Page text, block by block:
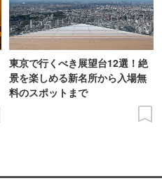
東京で行くべき展望台12選！絶
景を楽しめる新名所から入場無
料のスポットまで